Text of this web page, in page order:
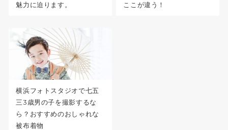
魅力に迫ります。
ここが違う！
横浜フォトスタジオで七五
三3歳男の子を撮影するな
ら？おすすめのおしゃれな
被布着物